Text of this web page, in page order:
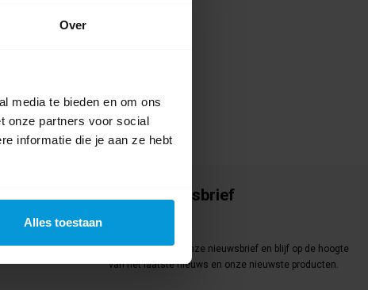
Over
media te bieden en om ons
onze partners voor social
informatie die je aan ze hebt
Alles toestaan
Onze nieuwsbrief
Meld je aan voor onze nieuwsbrief en blijf op de hoogte
van het laatste nieuws en onze nieuwste producten.